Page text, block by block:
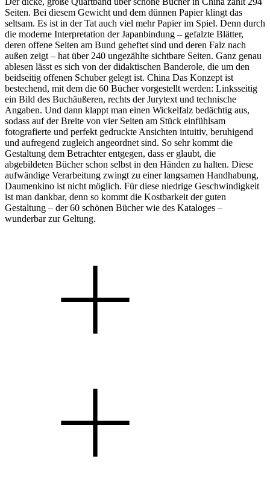
Seiten. Bei diesem Gewicht und dem dünnen Papier klingt das
seltsam. Es ist in der Tat auch viel mehr Papier im Spiel. Denn durch
die moderne Interpretation der Japanbindung – gefalzte Blätter,
deren offene Seiten am Bund geheftet sind und deren Falz nach
außen zeigt – hat über 240 ungezählte sichtbare Seiten. Ganz genau
ablesen lässt es sich von der didaktischen Banderole, die um den
beidseitig offenen Schuber gelegt ist. China Das Konzept ist
bestechend, mit dem die 60 Bücher vorgestellt werden: Linksseitig
ein Bild des Buchäußeren, rechts der Jurytext und technische
Angaben. Und dann klappt man einen Wickelfalz bedächtig aus,
sodass auf der Breite von vier Seiten am Stück einfühlsam
fotografierte und perfekt gedruckte Ansichten intuitiv, beruhigend
und aufregend zugleich angeordnet sind. So sehr kommt die
Gestaltung dem Betrachter entgegen, dass er glaubt, die
abgebildeten Bücher schon selbst in den Händen zu halten. Diese
aufwändige Verarbeitung zwingt zu einer langsamen Handhabung,
Daumenkino ist nicht möglich. Für diese niedrige Geschwindigkeit
ist man dankbar, denn so kommt die Kostbarkeit der guten
Gestaltung – der 60 schönen Bücher wie des Kataloges –
wunderbar zur Geltung.